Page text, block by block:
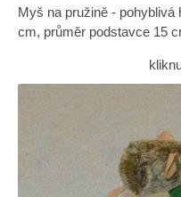
Myš na pružině -
cm, průměr podstavce 15